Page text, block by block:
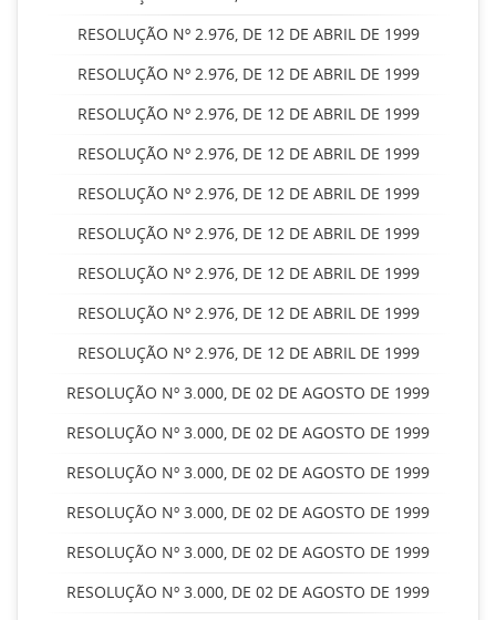
RESOLUÇÃO Nº 2.976, DE 12 DE ABRIL DE 1999
RESOLUÇÃO Nº 2.976, DE 12 DE ABRIL DE 1999
RESOLUÇÃO Nº 2.976, DE 12 DE ABRIL DE 1999
RESOLUÇÃO Nº 2.976, DE 12 DE ABRIL DE 1999
RESOLUÇÃO Nº 2.976, DE 12 DE ABRIL DE 1999
RESOLUÇÃO Nº 2.976, DE 12 DE ABRIL DE 1999
RESOLUÇÃO Nº 2.976, DE 12 DE ABRIL DE 1999
RESOLUÇÃO Nº 2.976, DE 12 DE ABRIL DE 1999
RESOLUÇÃO Nº 2.976, DE 12 DE ABRIL DE 1999
RESOLUÇÃO Nº 3.000, DE 02 DE AGOSTO DE 1999
RESOLUÇÃO Nº 3.000, DE 02 DE AGOSTO DE 1999
RESOLUÇÃO Nº 3.000, DE 02 DE AGOSTO DE 1999
RESOLUÇÃO Nº 3.000, DE 02 DE AGOSTO DE 1999
RESOLUÇÃO Nº 3.000, DE 02 DE AGOSTO DE 1999
RESOLUÇÃO Nº 3.000, DE 02 DE AGOSTO DE 1999